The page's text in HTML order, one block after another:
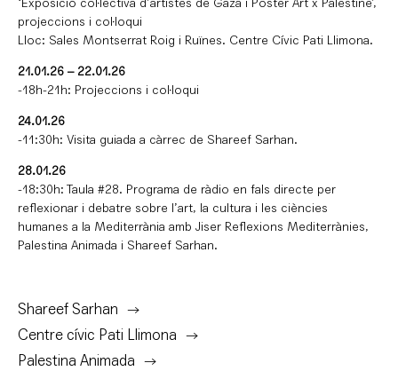
projeccions i col·loqui
Lloc: Sales Montserrat Roig i Ruïnes. Centre Cívic Pati Llimona.
21.01.26 – 22.01.26
-18h-21h: Projeccions i col·loqui
24.01.26
-11:30h: Visita guiada a càrrec de Shareef Sarhan.
28.01.26
-18:30h: Taula #28. Programa de ràdio en fals directe per
reflexionar i debatre sobre l’art, la cultura i les ciències
humanes a la Mediterrània amb Jiser Reflexions Mediterrànies,
Palestina Animada i Shareef Sarhan.
Shareef Sarhan
Centre cívic Pati Llimona
Palestina Animada